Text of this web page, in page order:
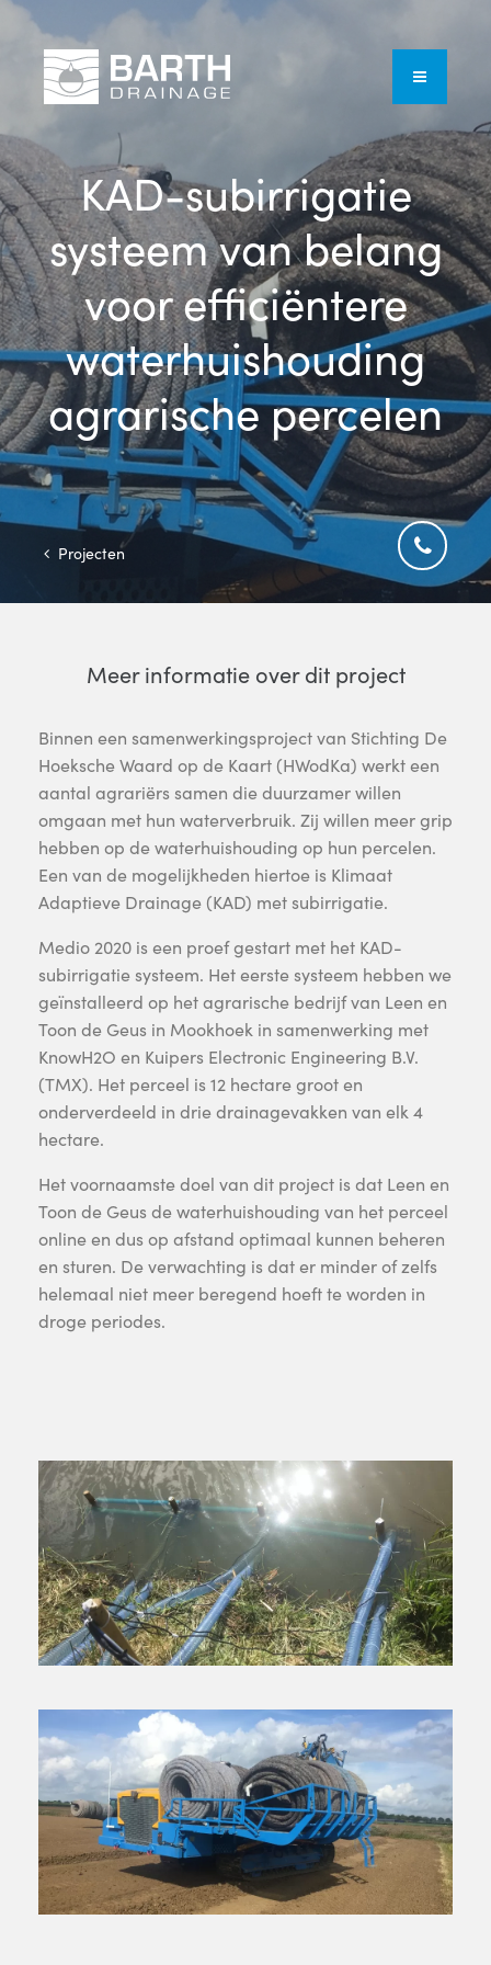
KAD-subirrigatie
systeem van belang
voor efficiëntere
waterhuishouding
agrarische percelen
Projecten
Meer informatie over dit project
Binnen een samenwerkingsproject van Stichting De
Hoeksche Waard op de Kaart (HWodKa) werkt een
aantal agrariërs samen die duurzamer willen
omgaan met hun waterverbruik. Zij willen meer grip
hebben op de waterhuishouding op hun percelen.
Een van de mogelijkheden hiertoe is Klimaat
Adaptieve Drainage (KAD) met subirrigatie.
Medio 2020 is een proef gestart met het KAD-
subirrigatie systeem. Het eerste systeem hebben we
geïnstalleerd op het agrarische bedrijf van Leen en
Toon de Geus in Mookhoek in samenwerking met
KnowH2O en Kuipers Electronic Engineering B.V.
(TMX). Het perceel is 12 hectare groot en
onderverdeeld in drie drainagevakken van elk 4
hectare.
Het voornaamste doel van dit project is dat Leen en
Toon de Geus de waterhuishouding van het perceel
online en dus op afstand optimaal kunnen beheren
en sturen. De verwachting is dat er minder of zelfs
helemaal niet meer beregend hoeft te worden in
droge periodes.